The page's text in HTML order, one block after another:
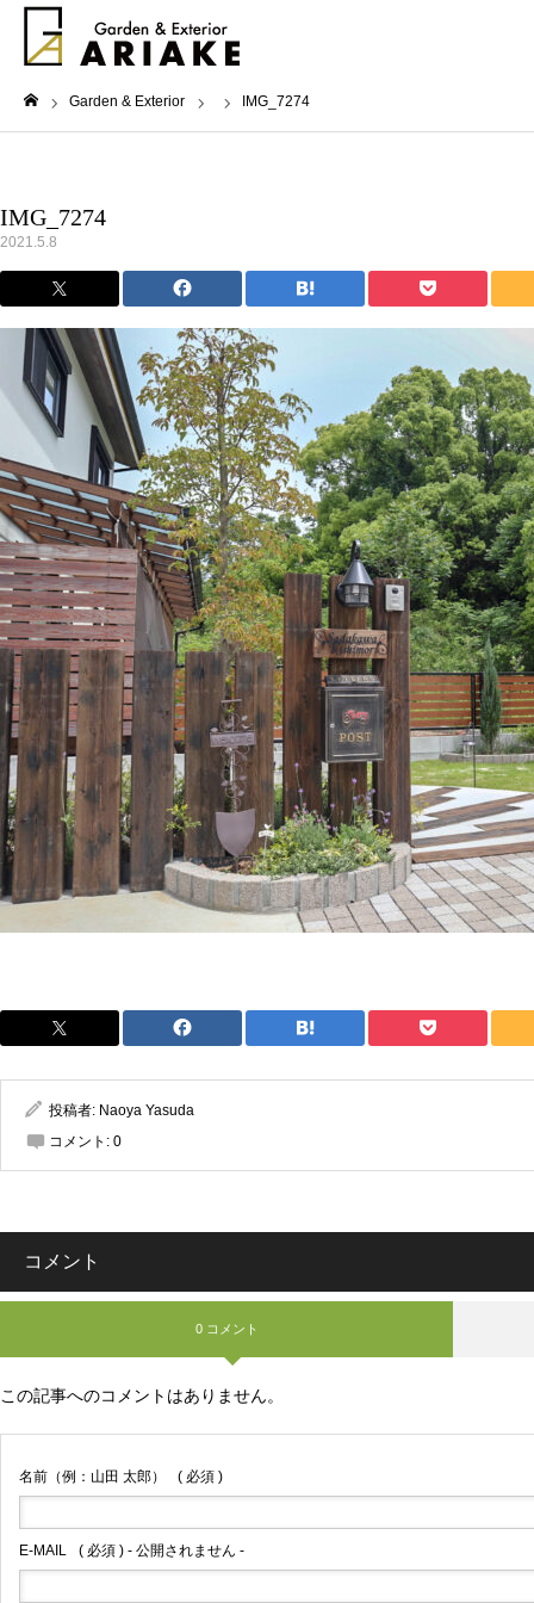
Garden & Exterior IMG_7274
IMG_7274
2021.5.8
投稿者: Naoya Yasuda
コメント: 0
コメント
0 コメント
この記事へのコメントはありません。
名前（例：山田 太郎） ( 必須 )
E-MAIL ( 必須 ) - 公開されません -